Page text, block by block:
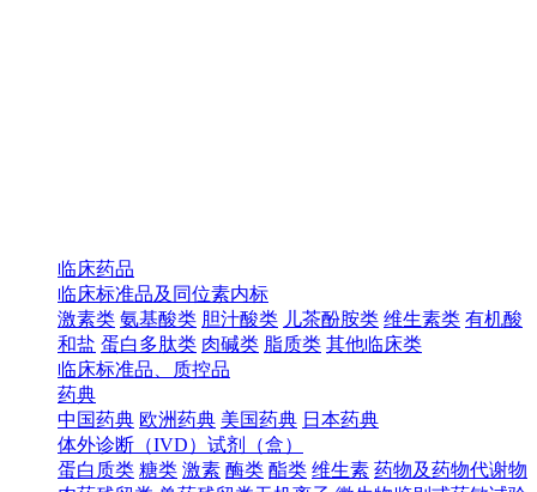
临床药品
临床标准品及同位素内标
激素类 氨基酸类 胆汁酸类 儿茶酚胺类 维生素类 有机酸
和盐 蛋白多肽类 肉碱类 脂质类 其他临床类
临床标准品、质控品
药典
中国药典 欧洲药典 美国药典 日本药典
体外诊断（IVD）试剂（盒）
蛋白质类 糖类 激素 酶类 酯类 维生素 药物及药物代谢物